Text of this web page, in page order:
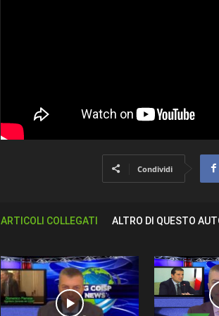
Condividi
ARTICOLI COLLEGATI ALTRO DI QUESTO